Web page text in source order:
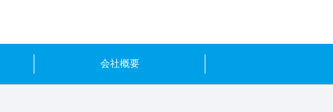
会社概要